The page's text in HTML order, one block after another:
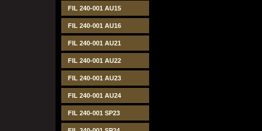
FIL 240-001 AU15
FIL 240-001 AU16
FIL 240-001 AU21
FIL 240-001 AU22
FIL 240-001 AU23
FIL 240-001 AU24
FIL 240-001 SP23